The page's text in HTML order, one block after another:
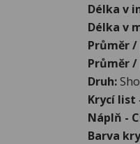
Délka v
Délka v
Průměr
Průměr
Druh:
Krycí list
Náplň -
Barva